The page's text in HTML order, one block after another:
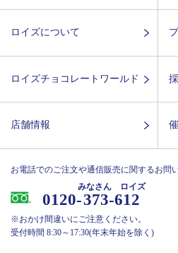
ロイズについて
ロイズチョコレートワールド
店舗情報
お電話でのご注文や通信販売に関するお問
0120-373-612
みなさん ロイズ
※おかけ間違いにご注意ください。
受付時間 8:30～17:30(年末年始を除く)